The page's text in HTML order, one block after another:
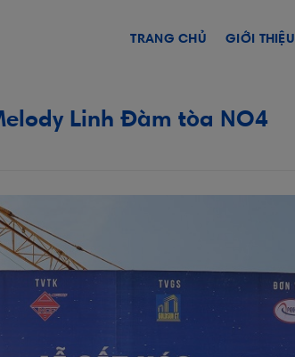
TRANG CHỦ GIỚI THIỆU
Linh Đàm tòa NO4